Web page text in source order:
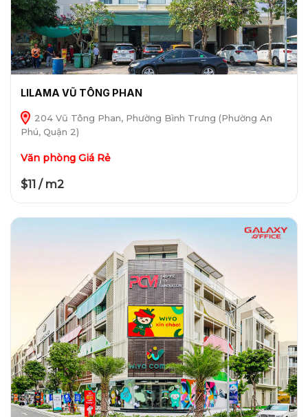
LILAMA VŨ TÔNG PHAN
204 Vũ Tông Phan, Phường Bình Trưng (Phường An
Phú, Quận 2)
Văn phòng Giá Rẻ
$11 / m2